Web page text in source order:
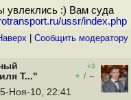
увлеклись :) Вам суда
ussr/index.php
Cообщить модератору
T..."
+3
+ / –
Ноя-10, 22:41